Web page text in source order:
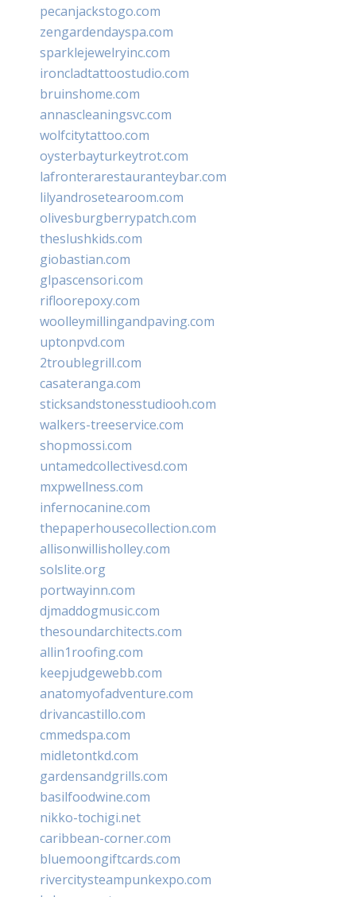
pecanjackstogo.com
zengardendayspa.com
sparklejewelryinc.com
ironcladtattoostudio.com
bruinshome.com
annascleaningsvc.com
wolfcitytattoo.com
oysterbayturkeytrot.com
lafronterarestauranteybar.com
lilyandrosetearoom.com
olivesburgberrypatch.com
theslushkids.com
giobastian.com
glpascensori.com
rifloorepoxy.com
woolleymillingandpaving.com
uptonpvd.com
2troublegrill.com
casateranga.com
sticksandstonesstudiooh.com
walkers-treeservice.com
shopmossi.com
untamedcollectivesd.com
mxpwellness.com
infernocanine.com
thepaperhousecollection.com
allisonwillisholley.com
solslite.org
portwayinn.com
djmaddogmusic.com
thesoundarchitects.com
allin1roofing.com
keepjudgewebb.com
anatomyofadventure.com
drivancastillo.com
cmmedspa.com
midletontkd.com
gardensandgrills.com
basilfoodwine.com
nikko-tochigi.net
caribbean-corner.com
bluemoongiftcards.com
rivercitysteampunkexpo.com